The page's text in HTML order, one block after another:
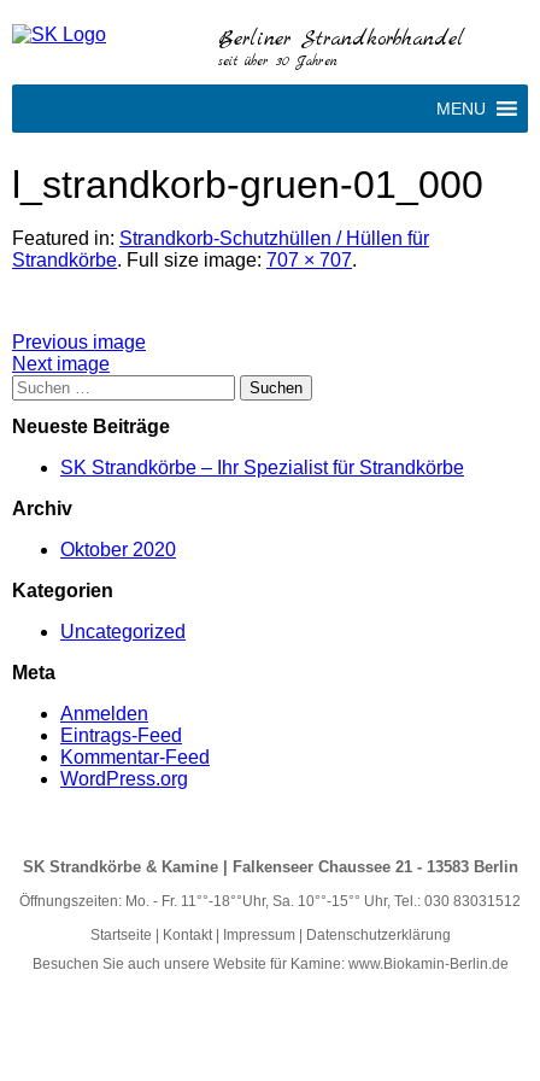
Berliner Strandkorbhandel
seit über 30 Jahren
MENU
l_strandkorb-gruen-01_000
Featured in: Strandkorb-Schutzhüllen / Hüllen für
Strandkörbe. Full size image: 707 × 707.
Attachment
post
navigation
Previous image
Next image
Suchen
nach:
Neueste Beiträge
SK Strandkörbe – Ihr Spezialist für Strandkörbe
Archiv
Oktober 2020
Kategorien
Uncategorized
Meta
Anmelden
Eintrags-Feed
Kommentar-Feed
WordPress.org
SK Strandkörbe & Kamine | Falkenseer Chaussee 21 - 13583 Berlin
Öffnungszeiten: Mo. - Fr. 11°°-18°°Uhr, Sa. 10°°-15°° Uhr, Tel.: 030 83031512
Startseite | Kontakt| Impressum| Datenschutzerklärung
Besuchen Sie auch unsere Website für Kamine: www.Biokamin-Berlin.de